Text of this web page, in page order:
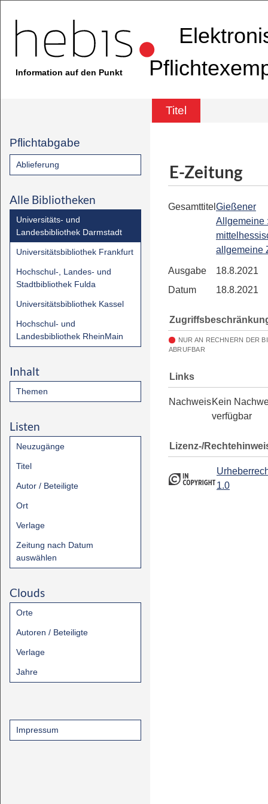
Information auf den Punkt
Titel
Pflichtabgabe
Ablieferung
Alle Bibliotheken
Universitäts- und
Landesbibliothek Darmstadt
Universitätsbibliothek Frankfurt
Hochschul-, Landes- und
Stadtbibliothek Fulda
Universitätsbibliothek Kassel
Hochschul- und
Landesbibliothek RheinMain
Inhalt
Themen
Listen
Neuzugänge
Titel
Autor / Beteiligte
Ort
Verlage
Zeitung nach Datum
auswählen
Clouds
Orte
Autoren / Beteiligte
Verlage
Jahre
Impressum
E-Zeitung
Gesamttitel Gießener
Allgemeine
allgemeine
Ausgabe
18.8.2021
Datum
18.8.2021
NUR AN RECHNERN DER
ABRUFBAR
Links
NachweisKein
verfügbar
Lizenz-/
1.0